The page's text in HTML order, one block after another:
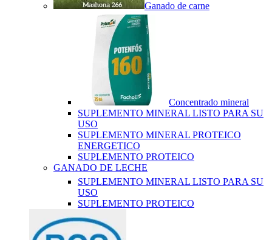
Ganado de carne
Concentrado mineral
SUPLEMENTO MINERAL LISTO PARA SU
USO
SUPLEMENTO MINERAL PROTEICO
ENERGETICO
SUPLEMENTO PROTEICO
GANADO DE LECHE
SUPLEMENTO MINERAL LISTO PARA SU
USO
SUPLEMENTO PROTEICO